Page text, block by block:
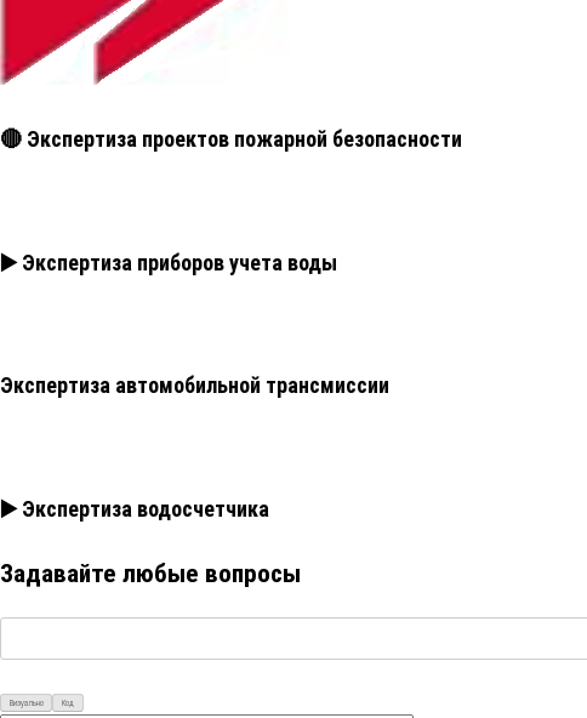
🔴 Экспертиза проектов пожарной безопасности
▶️ Экспертиза приборов учета воды
Экспертиза автомобильной трансмиссии
▶️ Экспертиза водосчетчика
Задавайте любые вопросы
Визуально Код